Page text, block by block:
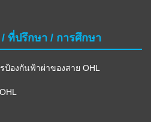
/ ที่ปรึกษา / การศึกษา
องกันฟ้าผ่าของสาย OHL